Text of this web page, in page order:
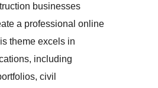
businesses
a professional online
theme excels in
including
civil